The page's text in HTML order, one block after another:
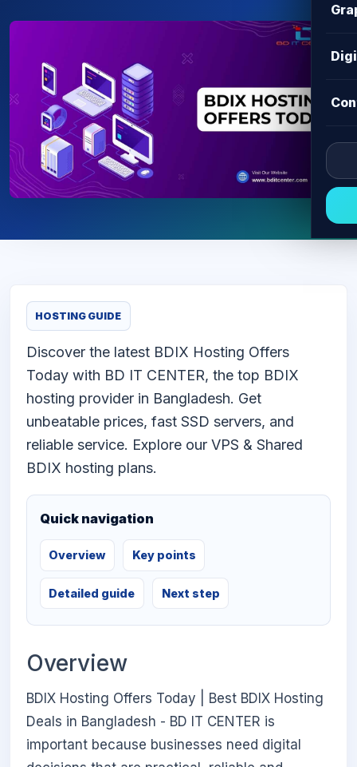
HOSTING GUIDE
Discover the latest BDIX Hosting Offers
Today with BD IT CENTER, the top BDIX
hosting provider in Bangladesh. Get
unbeatable prices, fast SSD servers, and
reliable service. Explore our VPS & Shared
BDIX hosting plans.
Quick navigation
Overview Key points
Detailed guide Next step
Overview
BDIX Hosting Offers Today | Best BDIX Hosting
Deals in Bangladesh - BD IT CENTER is
important because businesses need digital